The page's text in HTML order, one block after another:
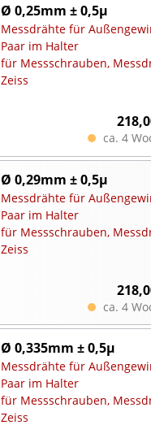
Ø 0,25mm ± 0,5µ
Messdrähte für
Paar im Halter
für Messschrauben,
Zeiss
ca. 4
Ø 0,29mm ± 0,5µ
Messdrähte für
Paar im Halter
für Messschrauben,
Zeiss
ca. 4
Ø 0,335mm ± 0,5µ
Messdrähte für
Paar im Halter
für Messschrauben,
Zeiss